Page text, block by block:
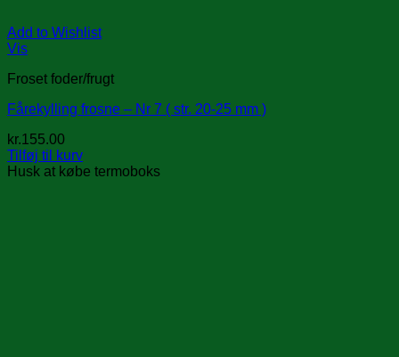
Add to Wishlist
Vis
Froset foder/frugt
Fårekylling frosne – Nr 7 ( str. 20-25 mm )
kr.155.00
Tilføj til kurv
Husk at købe termoboks